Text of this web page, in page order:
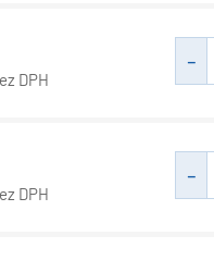
DPH
DPH